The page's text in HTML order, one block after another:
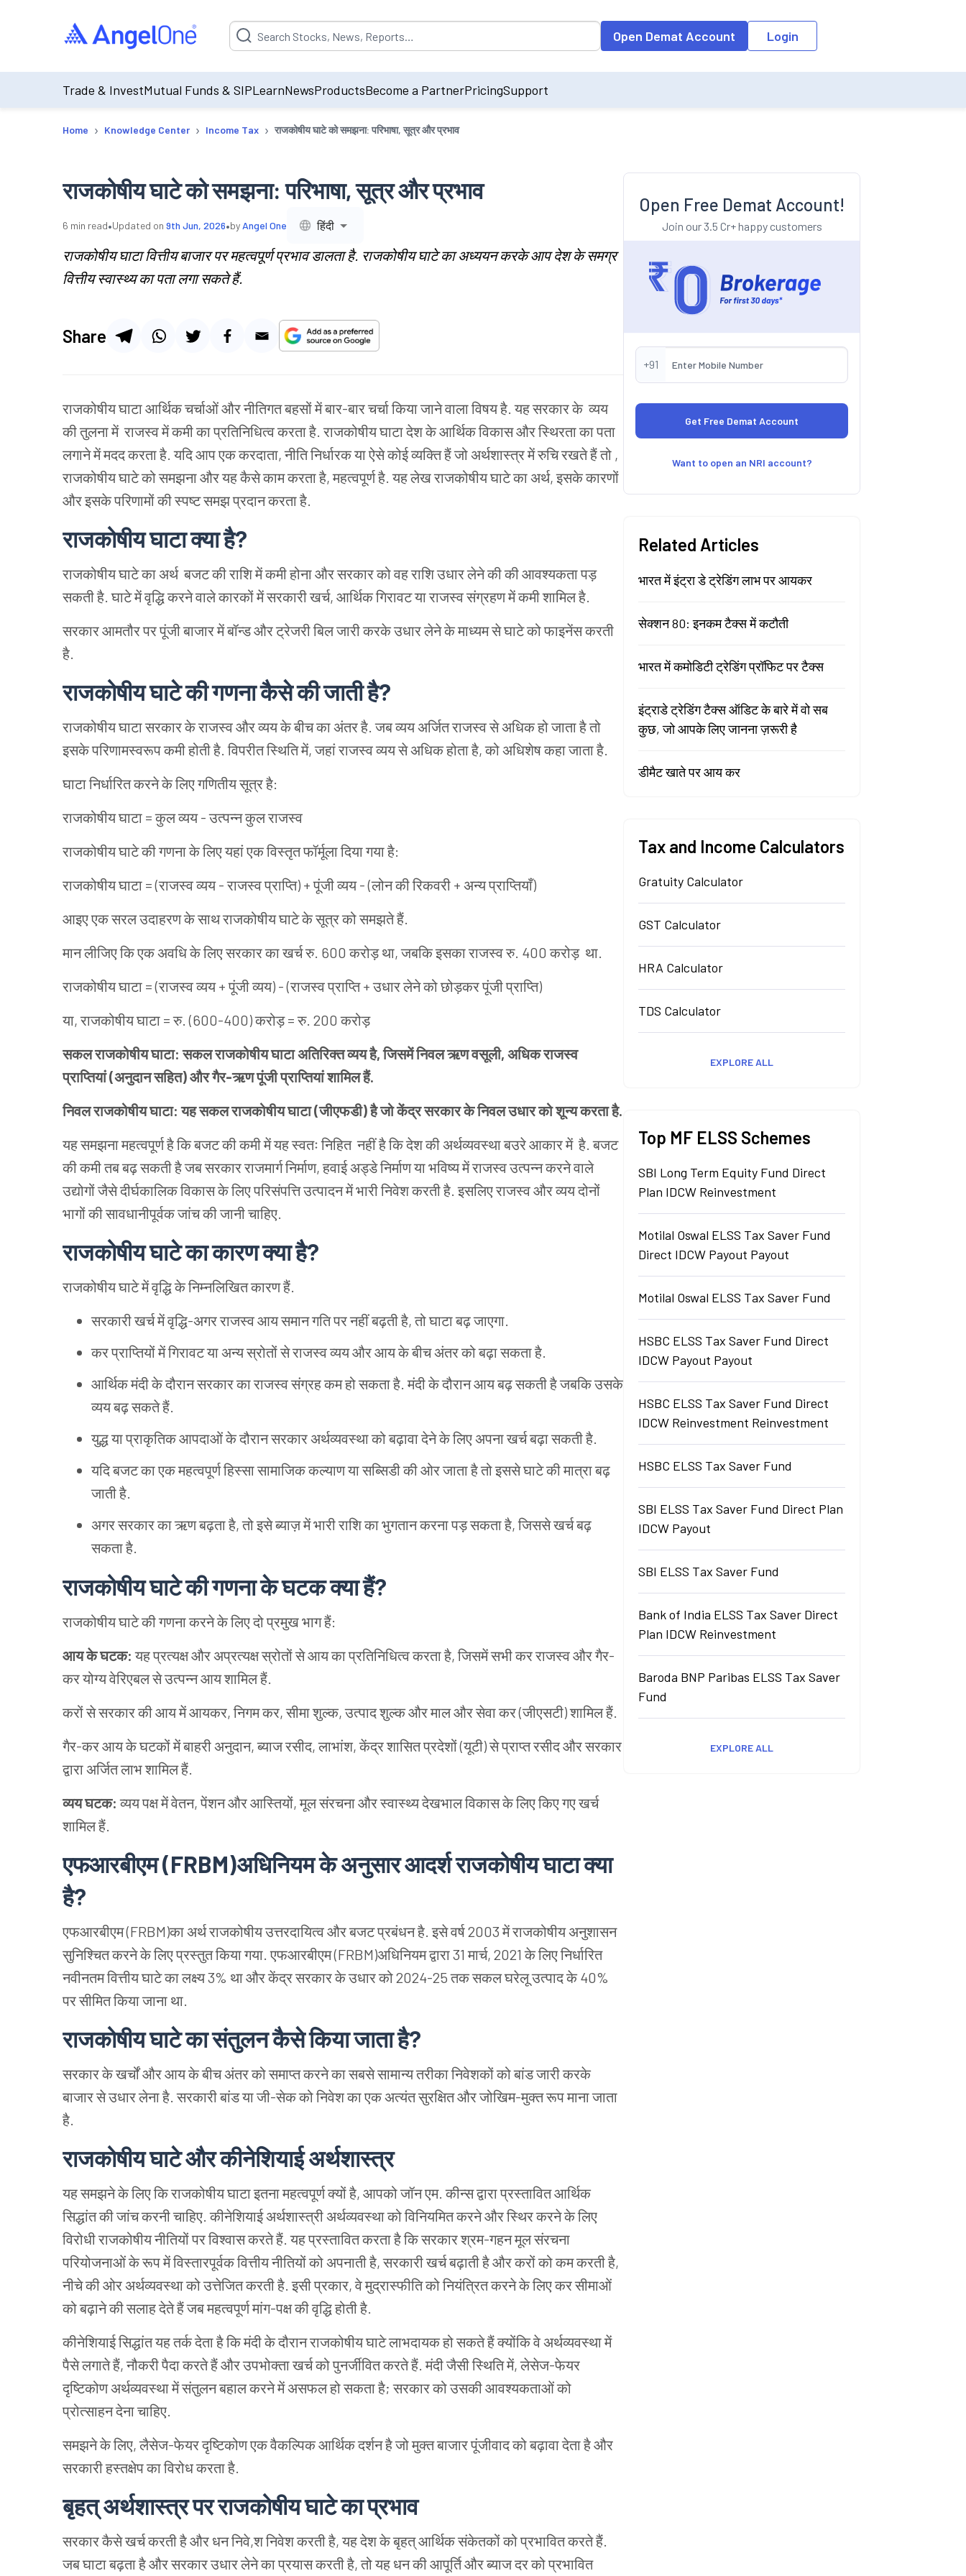
Suggestion will be populated by default on accessing the input field. On entering data into the input field, the suggestion list will be updated as per the
Open Demat Account Login
Trade & InvestMutual Funds & SIPLearnNewsProductsBecome a PartnerPricingSupport
Home › Knowledge Center › Income Tax › राजकोषीय घाटे को समझना: परिभाषा, सूत्र और प्रभाव
राजकोषीय घाटे को समझना: परिभाषा, सूत्र और प्रभाव
6 min read•Updated on 9th Jun, 2026•by Angel One हिंदी
राजकोषीय घाटा वित्तीय बाजार पर महत्वपूर्ण प्रभाव डालता है. राजकोषीय घाटे का अध्ययन करके आप देश के समग्र
वित्तीय स्वास्थ्य का पता लगा सकते हैं.
Share
राजकोषीय घाटा आर्थिक चर्चाओं और नीतिगत बहसों में बार-बार चर्चा किया जाने वाला विषय है. यह सरकार के व्यय
की तुलना में राजस्व में कमी का प्रतिनिधित्व करता है. राजकोषीय घाटा देश के आर्थिक विकास और स्थिरता का पता
लगाने में मदद करता है. यदि आप एक करदाता, नीति निर्धारक या ऐसे कोई व्यक्ति हैं जो अर्थशास्त्र में रुचि रखते हैं तो ,
राजकोषीय घाटे को समझना और यह कैसे काम करता है, महत्वपूर्ण है. यह लेख राजकोषीय घाटे का अर्थ, इसके कारणों
और इसके परिणामों की स्पष्ट समझ प्रदान करता है.
राजकोषीय घाटा क्या है?
राजकोषीय घाटे का अर्थ बजट की राशि में कमी होना और सरकार को वह राशि उधार लेने की की आवश्यकता पड़
सकती है. घाटे में वृद्धि करने वाले कारकों में सरकारी खर्च, आर्थिक गिरावट या राजस्व संग्रहण में कमी शामिल है.
सरकार आमतौर पर पूंजी बाजार में बॉन्ड और ट्रेजरी बिल जारी करके उधार लेने के माध्यम से घाटे को फाइनेंस करती
है.
राजकोषीय घाटे की गणना कैसे की जाती है?
राजकोषीय घाटा सरकार के राजस्व और व्यय के बीच का अंतर है. जब व्यय अर्जित राजस्व से अधिक हो जाता है तो
इसके परिणामस्वरूप कमी होती है. विपरीत स्थिति में, जहां राजस्व व्यय से अधिक होता है, को अधिशेष कहा जाता है.
घाटा निर्धारित करने के लिए गणितीय सूत्र है:
राजकोषीय घाटा = कुल व्यय - उत्पन्न कुल राजस्व
राजकोषीय घाटे की गणना के लिए यहां एक विस्तृत फॉर्मूला दिया गया है:
राजकोषीय घाटा = (राजस्व व्यय - राजस्व प्राप्ति) + पूंजी व्यय - (लोन की रिकवरी + अन्य प्राप्तियाँ)
आइए एक सरल उदाहरण के साथ राजकोषीय घाटे के सूत्र को समझते हैं.
मान लीजिए कि एक अवधि के लिए सरकार का खर्च रु. 600 करोड़ था, जबकि इसका राजस्व रु. 400 करोड़ था.
राजकोषीय घाटा = (राजस्व व्यय + पूंजी व्यय) - (राजस्व प्राप्ति + उधार लेने को छोड़कर पूंजी प्राप्ति)
या, राजकोषीय घाटा = रु. (600-400) करोड़ = रु. 200 करोड़
सकल राजकोषीय घाटा: सकल राजकोषीय घाटा अतिरिक्त व्यय है, जिसमें निवल ऋण वसूली, अधिक राजस्व
प्राप्तियां (अनुदान सहित) और गैर-ऋण पूंजी प्राप्तियां शामिल हैं.
निवल राजकोषीय घाटा: यह सकल राजकोषीय घाटा (जीएफडी) है जो केंद्र सरकार के निवल उधार को शून्य करता है.
यह समझना महत्वपूर्ण है कि बजट की कमी में यह स्वतः निहित नहीं है कि देश की अर्थव्यवस्था बउरे आकार में है. बजट
की कमी तब बढ़ सकती है जब सरकार राजमार्ग निर्माण, हवाई अड्डे निर्माण या भविष्य में राजस्व उत्पन्न करने वाले
उद्योगों जैसे दीर्घकालिक विकास के लिए परिसंपत्ति उत्पादन में भारी निवेश करती है. इसलिए राजस्व और व्यय दोनों
भागों की सावधानीपूर्वक जांच की जानी चाहिए.
राजकोषीय घाटे का कारण क्या है?
राजकोषीय घाटे में वृद्धि के निम्नलिखित कारण हैं.
सरकारी खर्च में वृद्धि-अगर राजस्व आय समान गति पर नहीं बढ़ती है, तो घाटा बढ़ जाएगा.
कर प्राप्तियों में गिरावट या अन्य स्रोतों से राजस्व व्यय और आय के बीच अंतर को बढ़ा सकता है.
आर्थिक मंदी के दौरान सरकार का राजस्व संग्रह कम हो सकता है. मंदी के दौरान आय बढ़ सकती है जबकि उसके
व्यय बढ़ सकते हैं.
युद्ध या प्राकृतिक आपदाओं के दौरान सरकार अर्थव्यवस्था को बढ़ावा देने के लिए अपना खर्च बढ़ा सकती है.
यदि बजट का एक महत्वपूर्ण हिस्सा सामाजिक कल्याण या सब्सिडी की ओर जाता है तो इससे घाटे की मात्रा बढ़
जाती है.
अगर सरकार का ऋण बढ़ता है, तो इसे ब्याज़ में भारी राशि का भुगतान करना पड़ सकता है, जिससे खर्च बढ़
सकता है.
राजकोषीय घाटे की गणना के घटक क्या हैं?
राजकोषीय घाटे की गणना करने के लिए दो प्रमुख भाग हैं:
आय के घटक:यह प्रत्यक्ष और अप्रत्यक्ष स्रोतों से आय का प्रतिनिधित्व करता है, जिसमें सभी कर राजस्व और गैर-
कर योग्य वेरिएबल से उत्पन्न आय शामिल हैं.
करों से सरकार की आय में आयकर, निगम कर, सीमा शुल्क, उत्पाद शुल्क और माल और सेवा कर (जीएसटी) शामिल हैं.
गैर-कर आय के घटकों में बाहरी अनुदान, ब्याज रसीद, लाभांश, केंद्र शासित प्रदेशों (यूटी) से प्राप्त रसीद और सरकार
द्वारा अर्जित लाभ शामिल हैं.
व्यय घटक:व्यय पक्ष में वेतन, पेंशन और आस्तियों, मूल संरचना और स्वास्थ्य देखभाल विकास के लिए किए गए खर्च
शामिल हैं.
एफआरबीएम (FRBM)अधिनियम के अनुसार आदर्श राजकोषीय घाटा क्या
है?
एफआरबीएम (FRBM)का अर्थ राजकोषीय उत्तरदायित्व और बजट प्रबंधन है. इसे वर्ष 2003 में राजकोषीय अनुशासन
सुनिश्चित करने के लिए प्रस्तुत किया गया. एफआरबीएम (FRBM)अधिनियम द्वारा 31 मार्च, 2021 के लिए निर्धारित
नवीनतम वित्तीय घाटे का लक्ष्य 3% था और केंद्र सरकार के उधार को 2024-25 तक सकल घरेलू उत्पाद के 40%
पर सीमित किया जाना था.
राजकोषीय घाटे का संतुलन कैसे किया जाता है?
सरकार के खर्चों और आय के बीच अंतर को समाप्त करने का सबसे सामान्य तरीका निवेशकों को बांड जारी करके
बाजार से उधार लेना है. सरकारी बांड या जी-सेक को निवेश का एक अत्यंत सुरक्षित और जोखिम-मुक्त रूप माना जाता
है.
राजकोषीय घाटे और कीनेशियाई अर्थशास्त्र
यह समझने के लिए कि राजकोषीय घाटा इतना महत्वपूर्ण क्यों है, आपको जॉन एम. कीन्स द्वारा प्रस्तावित आर्थिक
सिद्धांत की जांच करनी चाहिए. कीनेशियाई अर्थशास्त्री अर्थव्यवस्था को विनियमित करने और स्थिर करने के लिए
विरोधी राजकोषीय नीतियों पर विश्वास करते हैं. यह प्रस्तावित करता है कि सरकार श्रम-गहन मूल संरचना
परियोजनाओं के रूप में विस्तारपूर्वक वित्तीय नीतियों को अपनाती है, सरकारी खर्च बढ़ाती है और करों को कम करती है,
नीचे की ओर अर्थव्यवस्था को उत्तेजित करती है. इसी प्रकार, वे मुद्रास्फीति को नियंत्रित करने के लिए कर सीमाओं
को बढ़ाने की सलाह देते हैं जब महत्वपूर्ण मांग-पक्ष की वृद्धि होती है.
कीनेशियाई सिद्धांत यह तर्क देता है कि मंदी के दौरान राजकोषीय घाटे लाभदायक हो सकते हैं क्योंकि वे अर्थव्यवस्था में
पैसे लगाते हैं, नौकरी पैदा करते हैं और उपभोक्ता खर्च को पुनर्जीवित करते हैं. मंदी जैसी स्थिति में, लेसेज-फेयर
दृष्टिकोण अर्थव्यवस्था में संतुलन बहाल करने में असफल हो सकता है; सरकार को उसकी आवश्यकताओं को
प्रोत्साहन देना चाहिए.
समझने के लिए, लैसेज-फेयर दृष्टिकोण एक वैकल्पिक आर्थिक दर्शन है जो मुक्त बाजार पूंजीवाद को बढ़ावा देता है और
सरकारी हस्तक्षेप का विरोध करता है.
बृहत् अर्थशास्त्र पर राजकोषीय घाटे का प्रभाव
सरकार कैसे खर्च करती है और धन निवे,श निवेश करती है, यह देश के बृहत् आर्थिक संकेतकों को प्रभावित करते हैं.
जब घाटा बढ़ता है और सरकार उधार लेने का प्रयास करती है, तो यह धन की आपूर्ति और ब्याज दर को प्रभावित
Open Free Demat Account!
Join our 3.5 Cr+ happy customers
+91
Want to open an NRI account?
Related Articles
भारत में इंट्रा डे ट्रेडिंग लाभ पर आयकर
सेक्शन 80: इनकम टैक्स में कटौती
भारत में कमोडिटी ट्रेडिंग प्रॉफिट पर टैक्स
इंट्राडे ट्रेडिंग टैक्स ऑडिट के बारे में वो सब
कुछ, जो आपके लिए जानना ज़रूरी है
डीमैट खाते पर आय कर
Tax and Income Calculators
Gratuity Calculator
GST Calculator
HRA Calculator
TDS Calculator
EXPLORE ALL
Top MF ELSS Schemes
SBI Long Term Equity Fund Direct
Plan IDCW Reinvestment
Motilal Oswal ELSS Tax Saver Fund
Direct IDCW Payout Payout
Motilal Oswal ELSS Tax Saver Fund
HSBC ELSS Tax Saver Fund Direct
IDCW Payout Payout
HSBC ELSS Tax Saver Fund Direct
IDCW Reinvestment Reinvestment
HSBC ELSS Tax Saver Fund
SBI ELSS Tax Saver Fund Direct Plan
IDCW Payout
SBI ELSS Tax Saver Fund
Bank of India ELSS Tax Saver Direct
Plan IDCW Reinvestment
Baroda BNP Paribas ELSS Tax Saver
Fund
EXPLORE ALL